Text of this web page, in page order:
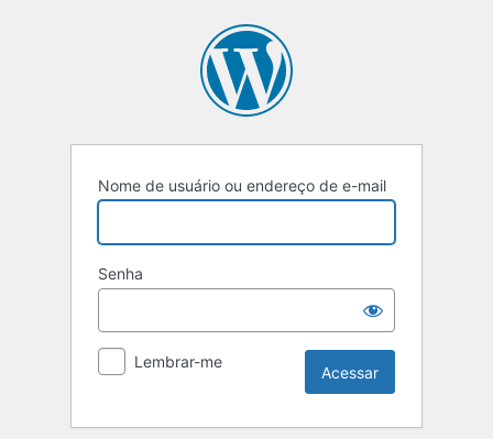
Nome de usuário ou endereço de e-mail
Senha
Lembrar-me